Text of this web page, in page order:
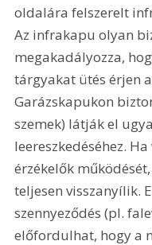
oldalára felszerelt
Az infrakapu olyan
megakadályozza,
tárgyakat ütés érjen
Garázskapukon
szemek) látják el
leereszkedéséhez.
érzékelők
teljesen visszanyílik.
szennyeződés (pl.
előfordulhat, hogy a